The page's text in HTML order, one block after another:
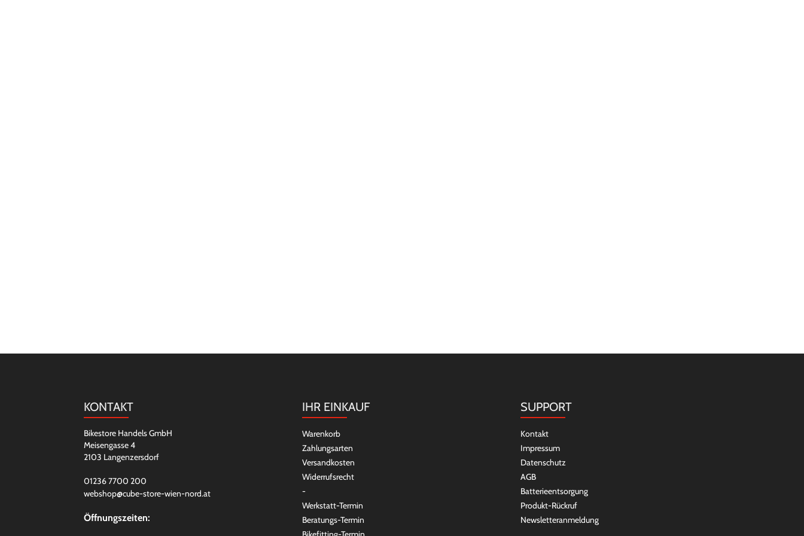
KONTAKT
Bikestore Handels GmbH
Meisengasse 4
2103 Langenzersdorf
01236 7700 200
webshop@cube-store-wien-nord.at
Öffnungszeiten:
IHR EINKAUF
Warenkorb
Zahlungsarten
Versandkosten
Widerrufsrecht
-
Werkstatt-Termin
Beratungs-Termin
SUPPORT
Kontakt
Impressum
Datenschutz
AGB
Batterieentsorgung
Produkt-Rückruf
Newsletteranmeldung